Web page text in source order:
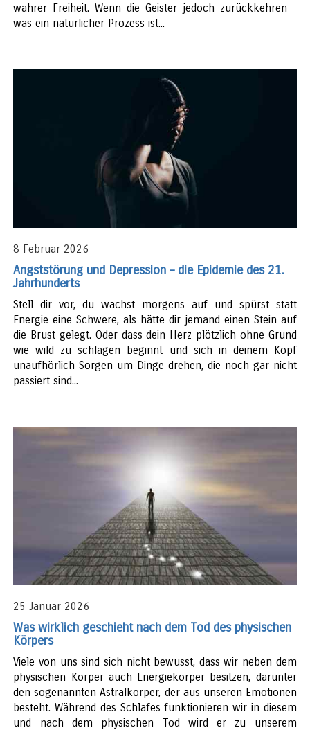
wahrer Freiheit. Wenn die Geister jedoch zurückkehren –
was ein natürlicher Prozess ist...
8 Februar 2026
Angststörung und Depression – die Epidemie des 21.
Jahrhunderts
Stell dir vor, du wachst morgens auf und spürst statt
Energie eine Schwere, als hätte dir jemand einen Stein auf
die Brust gelegt. Oder dass dein Herz plötzlich ohne Grund
wie wild zu schlagen beginnt und sich in deinem Kopf
unaufhörlich Sorgen um Dinge drehen, die noch gar nicht
passiert sind...
25 Januar 2026
Was wirklich geschieht nach dem Tod des physischen
Körpers
Viele von uns sind sich nicht bewusst, dass wir neben dem
physischen Körper auch Energiekörper besitzen, darunter
den sogenannten Astralkörper, der aus unseren Emotionen
besteht. Während des Schlafes funktionieren wir in diesem
und nach dem physischen Tod wird er zu unserem